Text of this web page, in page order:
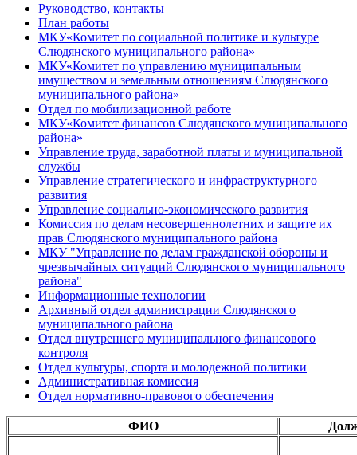
Руководство, контакты
План работы
МКУ«Комитет по социальной политике и культуре
Слюдянского муниципального района»
МКУ«Комитет по управлению муниципальным
имуществом и земельным отношениям Слюдянского
муниципального района»
Отдел по мобилизационной работе
МКУ«Комитет финансов Слюдянского муниципального
района»
Управление труда, заработной платы и муниципальной
службы
Управление стратегического и инфраструктурного
развития
Управление социально-экономического развития
Комиссия по делам несовершеннолетних и защите их
прав Слюдянского муниципального района
МКУ "Управление по делам гражданской обороны и
чрезвычайных ситуаций Слюдянского муниципального
района"
Информационные технологии
Архивный отдел администрации Слюдянского
муниципального района
Отдел внутреннего муниципального финансового
контроля
Отдел культуры, спорта и молодежной политики
Административная комиссия
Отдел нормативно-правового обеспечения
ФИО